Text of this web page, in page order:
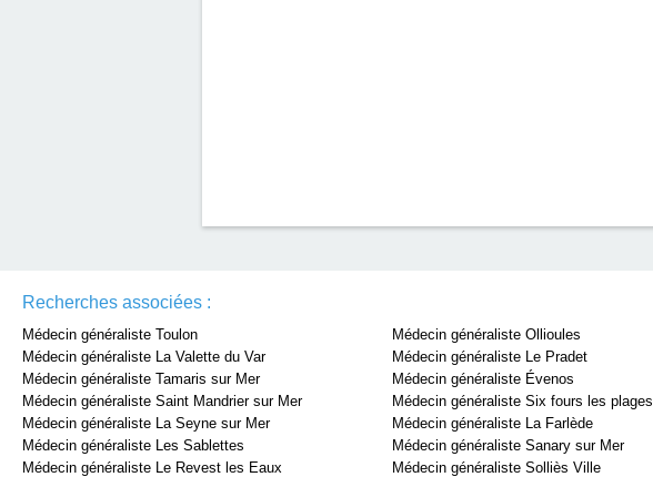
Recherches associées :
Médecin généraliste Toulon
Médecin généraliste La Valette du Var
Médecin généraliste Tamaris sur Mer
Médecin généraliste Saint Mandrier sur Mer
Médecin généraliste La Seyne sur Mer
Médecin généraliste Les Sablettes
Médecin généraliste Le Revest les Eaux
Médecin généraliste Ollioules
Médecin généraliste Le Pradet
Médecin généraliste Évenos
Médecin généraliste Six fours les plages
Médecin généraliste La Farlède
Médecin généraliste Sanary sur Mer
Médecin généraliste Solliès Ville